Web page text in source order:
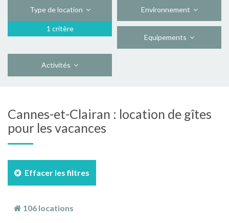
Type de location
1 critère
Environnement
Equipements
Activités
Cannes-et-Clairan : location de gîtes
pour les vacances
Effacer les filtres
106 locations